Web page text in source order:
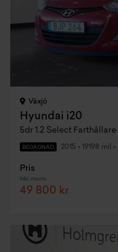
Växjö
Hyundai i20
5dr 1.2 Select Farthållare
BEGAGNAD 2015 • 19198 mil •
Pris
Inkl. moms
49 800 kr